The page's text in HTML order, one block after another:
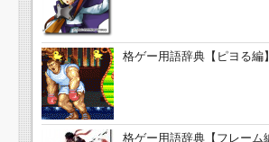
格ゲー用語辞典【ピヨる編】
格ゲー用語辞典【フレーム